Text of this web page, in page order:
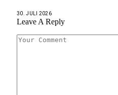
30. JULI 2026
Leave A Reply